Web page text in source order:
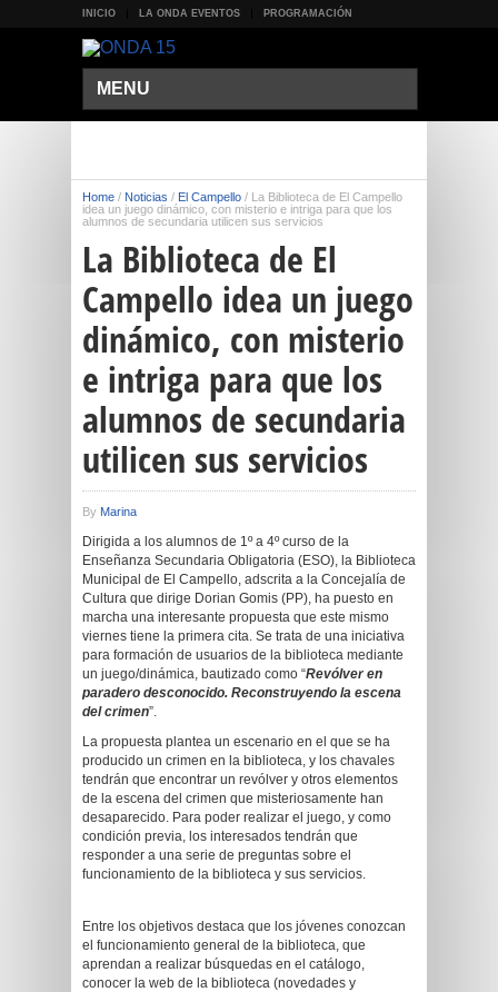
INICIO LA ONDA EVENTOS PROGRAMACIÓN
MENU
Home / Noticias / El Campello / La Biblioteca de El Campello
idea un juego dinámico, con misterio e intriga para que los
alumnos de secundaria utilicen sus servicios
La Biblioteca de El
Campello idea un juego
dinámico, con misterio
e intriga para que los
alumnos de secundaria
utilicen sus servicios
By Marina
Dirigida a los alumnos de 1º a 4º curso de la
Enseñanza Secundaria Obligatoria (ESO), la Biblioteca
Municipal de El Campello, adscrita a la Concejalía de
Cultura que dirige Dorian Gomis (PP), ha puesto en
marcha una interesante propuesta que este mismo
viernes tiene la primera cita. Se trata de una iniciativa
para formación de usuarios de la biblioteca mediante
un juego/dinámica, bautizado como “Revólver en
paradero desconocido. Reconstruyendo la escena
del crimen”.
La propuesta plantea un escenario en el que se ha
producido un crimen en la biblioteca, y los chavales
tendrán que encontrar un revólver y otros elementos
de la escena del crimen que misteriosamente han
desaparecido. Para poder realizar el juego, y como
condición previa, los interesados tendrán que
responder a una serie de preguntas sobre el
funcionamiento de la biblioteca y sus servicios.
Entre los objetivos destaca que los jóvenes conozcan
el funcionamiento general de la biblioteca, que
aprendan a realizar búsquedas en el catálogo,
conocer la web de la biblioteca (novedades y